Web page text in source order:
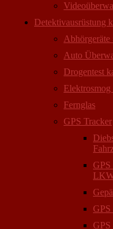
Detektivausrüstung
Abhörgeräte
Auto
Drogentest
Elektrosmog
Fernglas
GPS Tracker